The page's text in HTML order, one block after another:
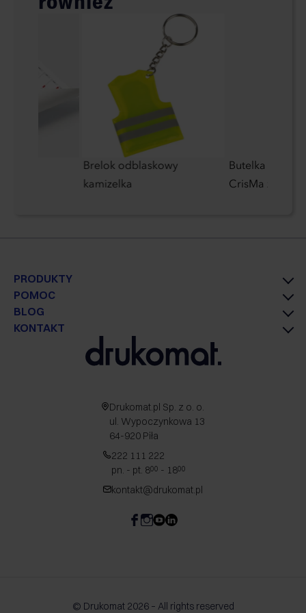
Brelok odblaskowy
kamizelka
Butelka
CrisMa ze stali
PRODUKTY
POMOC
BLOG
KONTAKT
Drukomat.pl Sp. z o. o.
ul. Wypoczynkowa 13
64-920 Piła
222 111 222
pn. - pt. 800 - 1800
kontakt@drukomat.pl
© Drukomat 2026 – All rights reserved